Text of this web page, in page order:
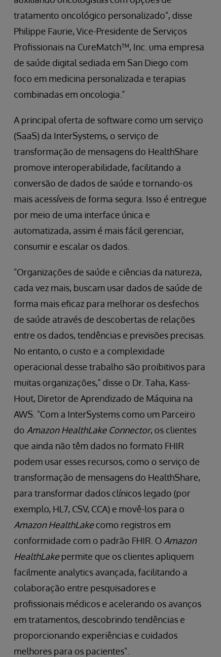
tratamento oncológico personalizado", disse
Philippe Faurie, Vice-Presidente de Serviços
Profissionais na CureMatch™, Inc. uma empresa
de saúde digital sediada em San Diego com
foco em medicina personalizada e terapias
combinadas em oncologia."
A principal oferta de software como um serviço
(SaaS) da InterSystems, o serviço de
transformação de mensagens do HealthShare
promove interoperabilidade, facilitando a
conversão de dados de saúde e tornando-os
mais acessíveis de forma segura. Isso é entregue
por meio de uma interface única e
automatizada, assim é mais fácil gerenciar,
consumir e escalar os dados.
"Organizações de saúde e ciências da natureza,
cada vez mais, buscam usar dados de saúde de
forma mais eficaz para melhorar os desfechos
de saúde através de descobertas de relações
entre os dados, tendências e previsões precisas.
No entanto, o custo e a complexidade
operacional desse trabalho são proibitivos para
muitas organizações," disse o Dr. Taha, Kass-
Hout, Diretor de Aprendizado de Máquina na
AWS. "Com a InterSystems como um Parceiro
do Amazon HealthLake Connector, os clientes
que ainda não têm dados no formato FHIR
podem usar esses recursos, como o serviço de
transformação de mensagens do HealthShare,
para transformar dados clínicos legado (por
exemplo, HL7, CSV, CCA) e movê-los para o
Amazon HealthLakecomo registros em
conformidade com o padrão FHIR. O Amazon
HealthLakepermite que os clientes apliquem
facilmente analytics avançada, facilitando a
colaboração entre pesquisadores e
profissionais médicos e acelerando os avanços
em tratamentos, descobrindo tendências e
proporcionando experiências e cuidados
melhores para os pacientes".